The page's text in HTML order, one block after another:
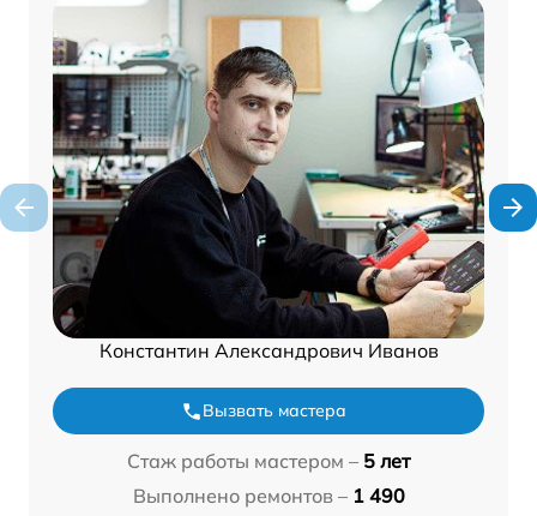
Константин Александрович Иванов
Вызвать мастера
Стаж работы мастером – 5 лет
Выполнено ремонтов – 1 490